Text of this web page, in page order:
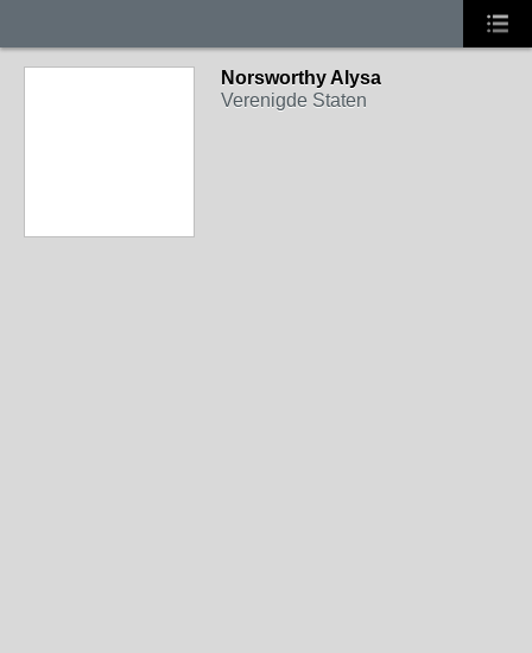
Norsworthy Alysa
Verenigde Staten